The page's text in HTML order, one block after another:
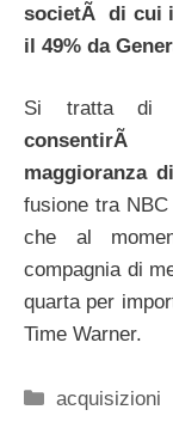
societÃ di cui
il 49% da
Si tratta di
consentirÃ
maggioranza
fusione tra
che al
compagnia di
quarta per
Time Warner.
Categorie
acquisizioni